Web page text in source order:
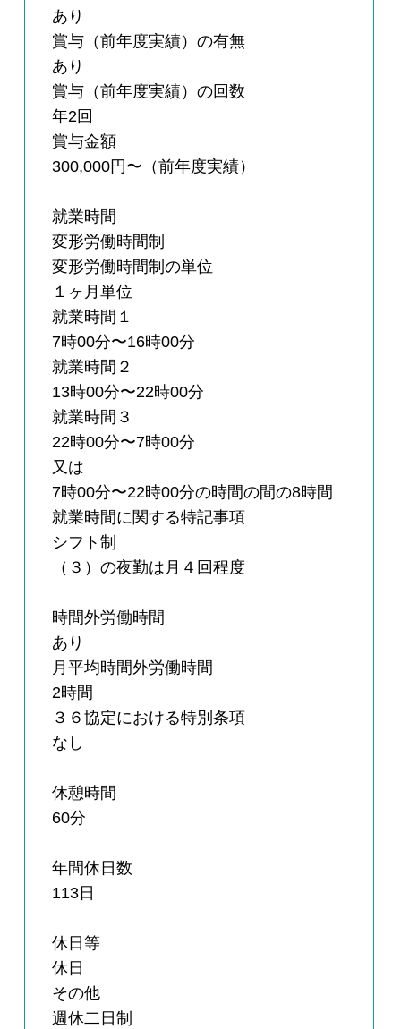
あり
賞与（前年度実績）の有無
あり
賞与（前年度実績）の回数
年2回
賞与金額
300,000円〜（前年度実績）
就業時間
変形労働時間制
変形労働時間制の単位
１ヶ月単位
就業時間１
7時00分〜16時00分
就業時間２
13時00分〜22時00分
就業時間３
22時00分〜7時00分
又は
7時00分〜22時00分の時間の間の8時間
就業時間に関する特記事項
シフト制
（３）の夜勤は月４回程度
時間外労働時間
あり
月平均時間外労働時間
2時間
３６協定における特別条項
なし
休憩時間
60分
年間休日数
113日
休日等
休日
その他
週休二日制